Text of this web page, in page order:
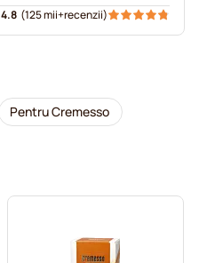
4.8 (125 mii+recenzii)
Pentru Cremesso